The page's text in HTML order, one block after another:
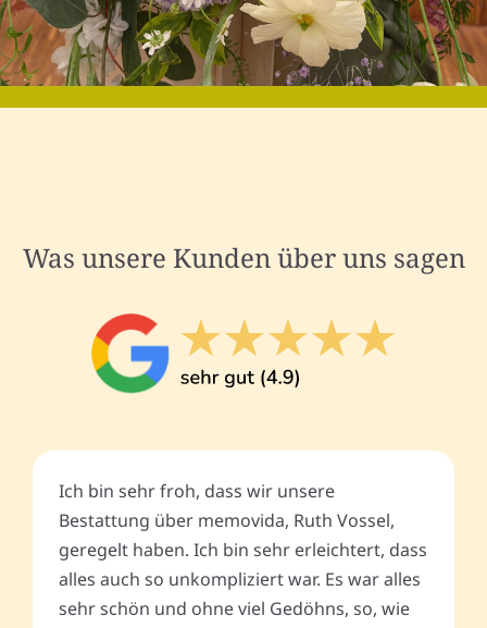
Was unsere Kunden über uns sagen
Ich bin sehr froh, dass wir unsere
Bestattung über memovida, Ruth Vossel,
geregelt haben. Ich bin sehr erleichtert, dass
alles auch so unkompliziert war. Es war alles
sehr schön und ohne viel Gedöhns, so, wie